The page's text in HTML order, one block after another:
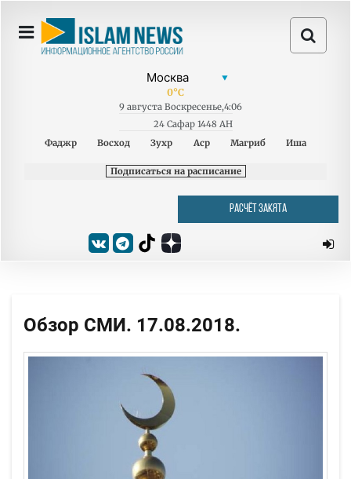
0°C
9 августа Воскресенье,4:06
24 Сафар 1448 AH
Фаджр
Восход Зухр Аср Магриб Иша
Подписаться на расписание
РАСЧЁТ ЗАКЯТА
Обзор СМИ. 17.08.2018.